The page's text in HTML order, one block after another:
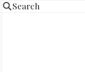
Search